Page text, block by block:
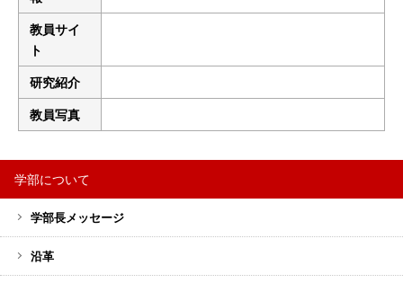
教員サイ
ト
研究紹介
教員写真
ド
バ
学部について
学部長メッセージ
沿革